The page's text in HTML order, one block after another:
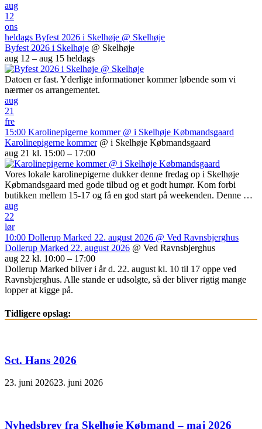
aug
12
ons
heldags Byfest 2026 i Skelhøje @ Skelhøje
Byfest 2026 i Skelhøje @ Skelhøje
aug 12 – aug 15 heldags
Datoen er fast. Yderlige informationer kommer løbende som vi
nærmer os arrangementet.
aug
21
fre
15:00 Karolinepigerne kommer @ i Skelhøje Købmandsgaard
Karolinepigerne kommer @ i Skelhøje Købmandsgaard
aug 21 kl. 15:00 – 17:00
Vores lokale karolinepigerne dukker denne fredag op i Skelhøje
Købmandsgaard med gode tilbud og et godt humør. Kom forbi
butikken mellem 15-17 og få en god start på weekenden. Denne …
aug
22
lør
10:00 Dollerup Marked 22. august 2026 @ Ved Ravnsbjerghus
Dollerup Marked 22. august 2026 @ Ved Ravnsbjerghus
aug 22 kl. 10:00 – 17:00
Dollerup Marked bliver i år d. 22. august kl. 10 til 17 oppe ved
Ravnsbjerghus. Alle stande er udsolgte, så der bliver rigtig mange
lopper at kigge på.
Tidligere opslag:
Sct. Hans 2026
23. juni 202623. juni 2026
Nyhedsbrev fra Skelhøje Købmand – maj 2026